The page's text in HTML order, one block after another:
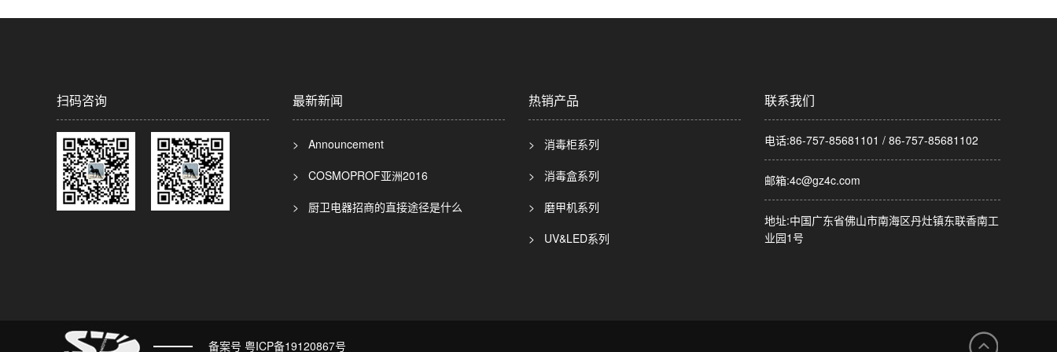
扫码咨询 最新新闻
> Announcement
> COSMOPROF亚洲2016
> 厨卫电器招商的直接途径是什么
热销产品
> 消毒柜系列
> 消毒盒系列
> 磨甲机系列
> UV&LED系列
联系我们
电话:86-757-85681101 / 86-757-85681102
邮箱:4c@gz4c.com
地址:中国广东省佛山市南海区丹灶镇东联香南工
业园1号
备案号 粤ICP备19120867号